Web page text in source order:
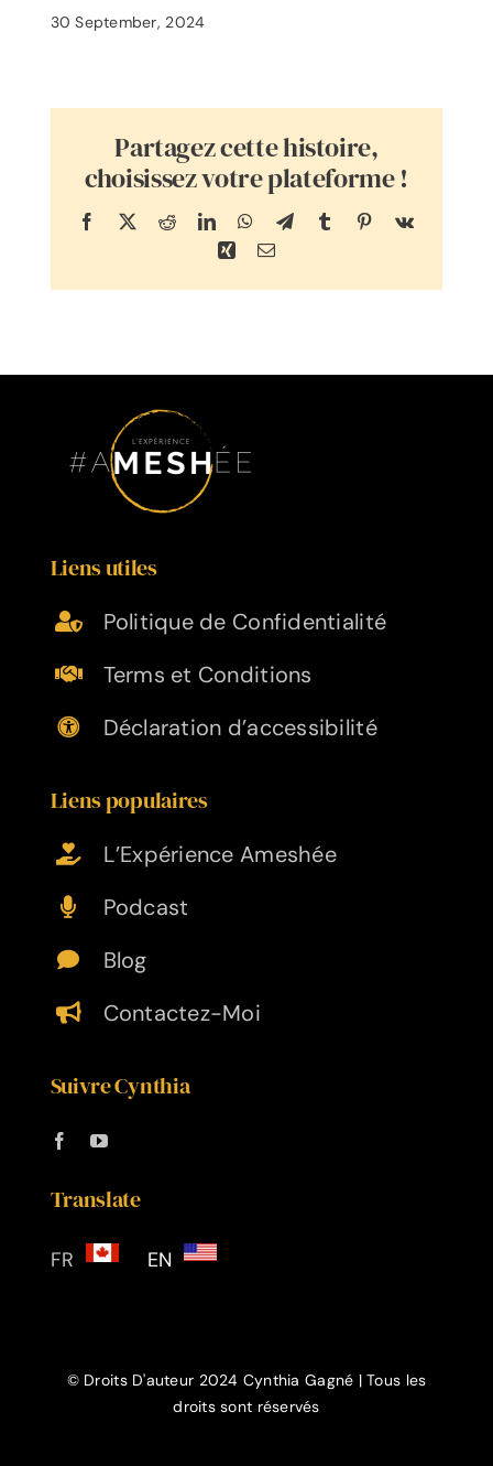
30 September, 2024
Partagez cette histoire,
choisissez votre plateforme !
Facebook
X RedditLinkedInWhatsApp
TelegramTumblr Pinterest
Vk
XingEmail
Liens utiles
Politique de Confidentialité
Terms et Conditions
Déclaration d’accessibilité
Liens populaires
L’Expérience Ameshée
Podcast
Blog
Contactez-Moi
Suivre Cynthia
Translate
FR EN
© Droits D'auteur 2024 Cynthia Gagné | Tous les
droits sont réservés